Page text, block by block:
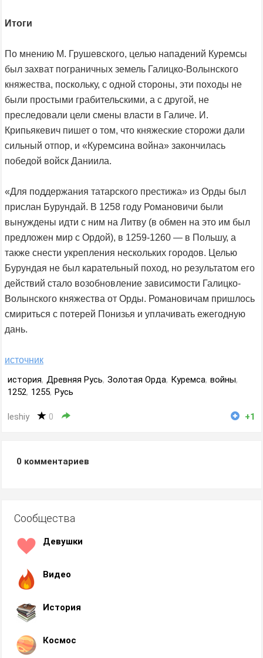
Итоги
По мнению М. Грушевского, целью нападений Куремсы
был захват пограничных земель Галицко-Волынского
княжества, поскольку, с одной стороны, эти походы не
были простыми грабительскими, а с другой, не
преследовали цели смены власти в Галиче. И.
Крипьякевич пишет о том, что княжеские сторожи дали
сильный отпор, и «Куремсина война» закончилась
победой войск Даниила.
«Для поддержания татарского престижа» из Орды был
прислан Бурундай. В 1258 году Романовичи были
вынуждены идти с ним на Литву (в обмен на это им был
предложен мир с Ордой), в 1259-1260 — в Польшу, а
также снести укрепления нескольких городов. Целью
Бурундая не был карательный поход, но результатом его
действий стало возобновление зависимости Галицко-
Волынского княжества от Орды. Романовичам пришлось
смириться с потерей Понизья и уплачивать ежегодную
дань.
источник
история, Древняя Русь, Золотая Орда, Куремса, войны,
1252, 1255, Русь
leshiy 0 +1
0 комментариев
Сообщества
Девушки
Видео
История
Космос